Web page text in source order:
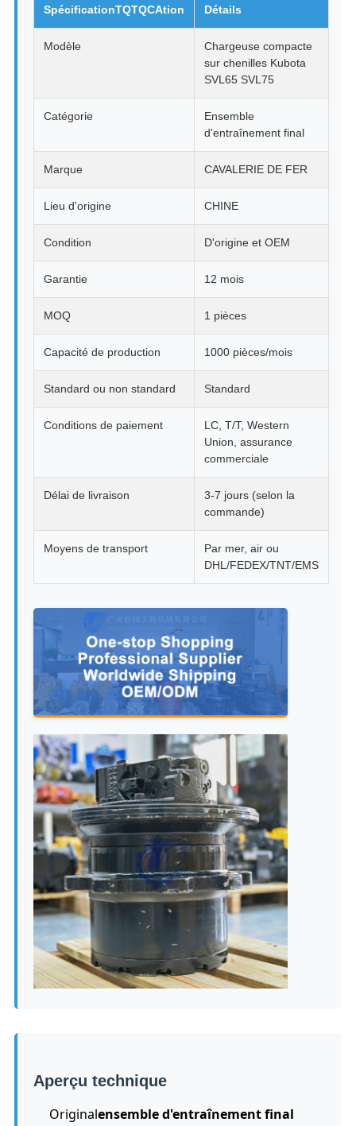
SpécificationTQTQCAtion Détails
Modèle
Chargeuse compacte
sur chenilles Kubota
SVL65 SVL75
Catégorie
Ensemble
d'entraînement final
Marque CAVALERIE DE FER
Lieu d'origine CHINE
Condition D'origine et OEM
Garantie 12 mois
MOQ 1 pièces
Capacité de production 1000 pièces/mois
Standard ou non standard Standard
Conditions de paiement
LC, T/T, Western
Union, assurance
commerciale
Délai de livraison
3-7 jours (selon la
commande)
Moyens de transport
Par mer, air ou
DHL/FEDEX/TNT/EMS
Aperçu technique
Originalensemble d'entraînement final